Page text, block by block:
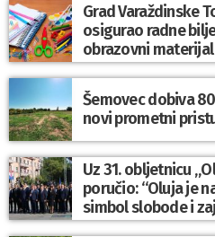
Grad Varaždinske
osigurao radne
obrazovni
Šemovec dobiva
novi prometni
Uz 31. obljetnicu
poručio: “Oluja je
simbol slobode i